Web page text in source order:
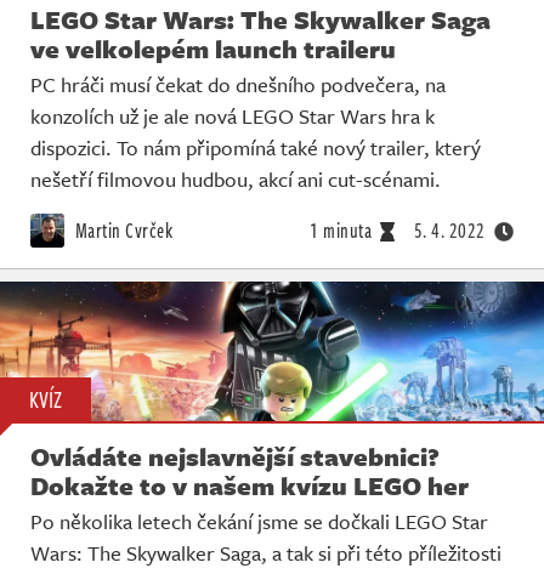
LEGO Star Wars: The Skywalker Saga
ve velkolepém launch traileru
PC hráči musí čekat do dnešního podvečera, na
konzolích už je ale nová LEGO Star Wars hra k
dispozici. To nám připomíná také nový trailer, který
nešetří filmovou hudbou, akcí ani cut-scénami.
Martin Cvrček 1 minuta 5. 4. 2022
KVÍZ
Ovládáte nejslavnější stavebnici?
Dokažte to v našem kvízu LEGO her
Po několika letech čekání jsme se dočkali LEGO Star
Wars: The Skywalker Saga, a tak si při této příležitosti